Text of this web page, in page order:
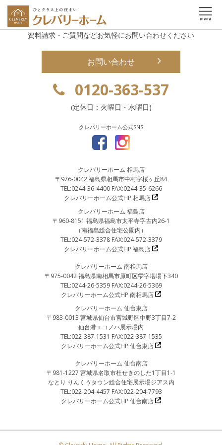
資料請求・ご質問などお気軽にお問い合わせください
お問い合わせ
0120-363-537
(定休日：火曜日・水曜日)
クレバリーホーム公式SNS
クレバリーホーム 相馬店
〒976-0042 福島県相馬市中村字桜ヶ丘84
TEL:0244-36-4400 FAX:0244-35-6266
クレバリーホーム公式HP 相馬店
クレバリーホーム 福島店
〒960-8151 福島県福島市太平寺字古内26-1
（南福島総合住宅公園内）
TEL:024-572-3378 FAX:024-572-3379
クレバリーホーム公式HP 福島店
クレバリーホーム 南相馬店
〒975-0042 福島県南相馬市原町区雫字塔場下340
TEL:0244-26-5359 FAX:0244-26-5369
クレバリーホーム公式HP 南相馬店
クレバリーホーム 仙台東店
〒983-0013 宮城県仙台市宮城野区中野3丁目7-2
仙台港エコノハ展示場内
TEL:022-387-1531 FAX:022-387-1535
クレバリーホーム公式HP 仙台東店
クレバリーホーム 仙台南店
〒981-1227 宮城県名取市杜せきのした1丁目1-1
なとり りんくうタウン総合住宅展示場ジアス内
TEL:022-204-4457 FAX:022-204-7793
クレバリーホーム公式HP 仙台南店